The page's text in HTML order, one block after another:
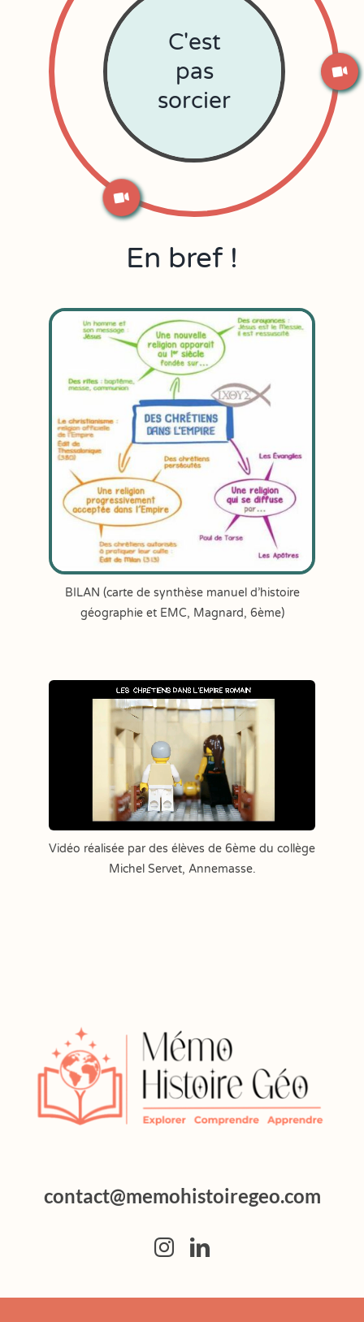
C'est
pas
sorcier
En bref !
BILAN (carte de synthèse manuel d’histoire
géographie et EMC, Magnard, 6ème)
Vidéo réalisée par des élèves de 6ème du collège
Michel Servet, Annemasse.
contact@memohistoiregeo.com